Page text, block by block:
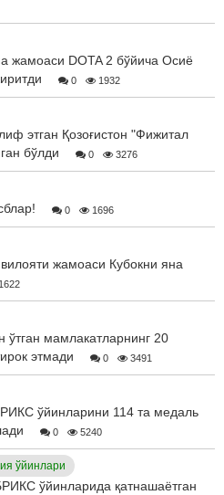
жамоаси DOTA 2 бўйича Осиё
0 1932
этган Қозоғистон "Фижитал
бўлди
0 3276
0 1696
жамоаси Кубокни яна
ўтган мамлакатларнинг 20
этмади
0 3491
ўйинларини 114 та медаль
0 5240
ўйинлари
ўйинларида қатнашаётган